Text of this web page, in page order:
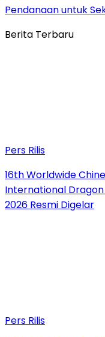
Pendanaan untuk
Berita Terbaru
Pers Rilis
16th Worldwide
International
2026 Resmi Digelar
Pers Rilis